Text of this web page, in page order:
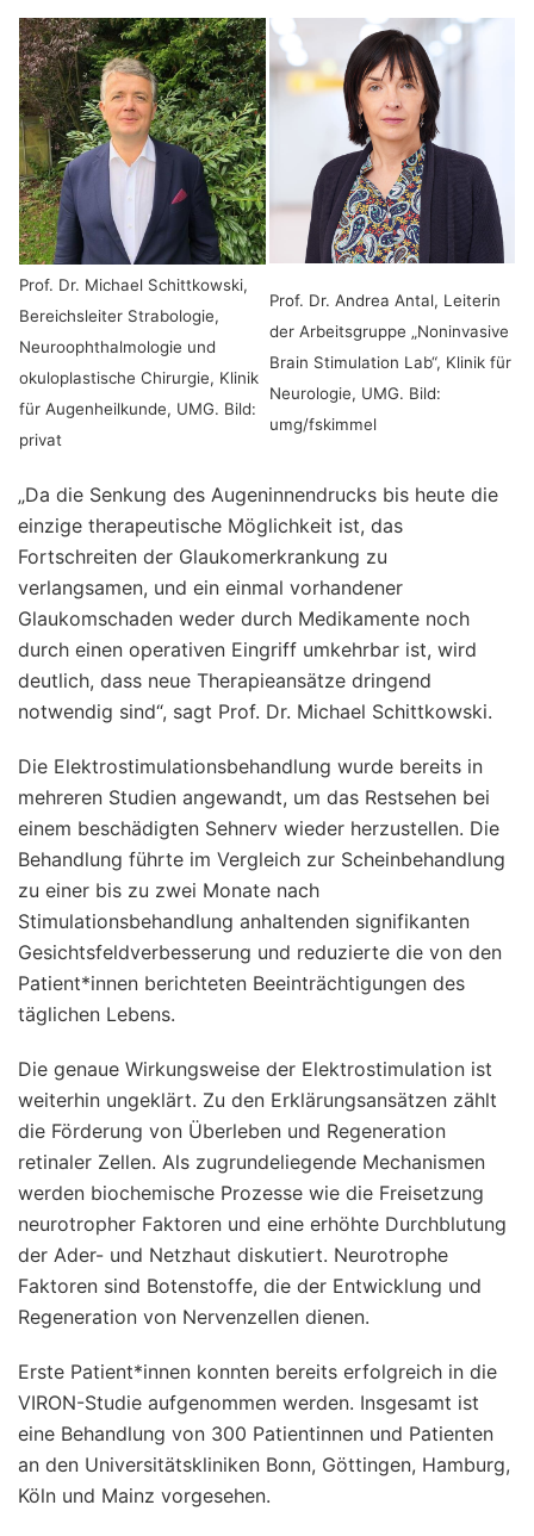
Prof. Dr. Michael Schittkowski,
Bereichsleiter Strabologie,
Neuroophthalmologie und
okuloplastische Chirurgie, Klinik
für Augenheilkunde, UMG. Bild:
privat
Prof. Dr. Andrea Antal, Leiterin
der Arbeitsgruppe „Noninvasive
Brain Stimulation Lab“, Klinik für
Neurologie, UMG. Bild:
umg/fskimmel
„Da die Senkung des Augeninnendrucks bis heute die
einzige therapeutische Möglichkeit ist, das
Fortschreiten der Glaukomerkrankung zu
verlangsamen, und ein einmal vorhandener
Glaukomschaden weder durch Medikamente noch
durch einen operativen Eingriff umkehrbar ist, wird
deutlich, dass neue Therapieansätze dringend
notwendig sind“, sagt Prof. Dr. Michael Schittkowski.
Die Elektrostimulationsbehandlung wurde bereits in
mehreren Studien angewandt, um das Restsehen bei
einem beschädigten Sehnerv wieder herzustellen. Die
Behandlung führte im Vergleich zur Scheinbehandlung
zu einer bis zu zwei Monate nach
Stimulationsbehandlung anhaltenden signifikanten
Gesichtsfeldverbesserung und reduzierte die von den
Patient*innen berichteten Beeinträchtigungen des
täglichen Lebens.
Die genaue Wirkungsweise der Elektrostimulation ist
weiterhin ungeklärt. Zu den Erklärungsansätzen zählt
die Förderung von Überleben und Regeneration
retinaler Zellen. Als zugrundeliegende Mechanismen
werden biochemische Prozesse wie die Freisetzung
neurotropher Faktoren und eine erhöhte Durchblutung
der Ader- und Netzhaut diskutiert. Neurotrophe
Faktoren sind Botenstoffe, die der Entwicklung und
Regeneration von Nervenzellen dienen.
Erste Patient*innen konnten bereits erfolgreich in die
VIRON-Studie aufgenommen werden. Insgesamt ist
eine Behandlung von 300 Patientinnen und Patienten
an den Universitätskliniken Bonn, Göttingen, Hamburg,
Köln und Mainz vorgesehen.